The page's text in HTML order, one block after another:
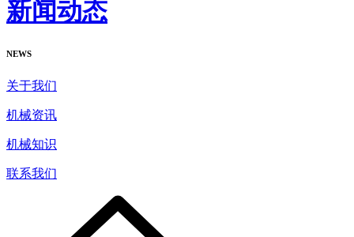
新闻动态
NEWS
关于我们
机械资讯
机械知识
联系我们